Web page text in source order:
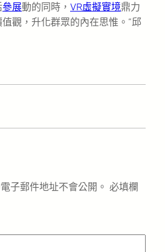
參展動的同時， VR虛擬實境鼎力
觀，升化群眾的內在思惟。”邱
子郵件地址不會公開。 必填欄